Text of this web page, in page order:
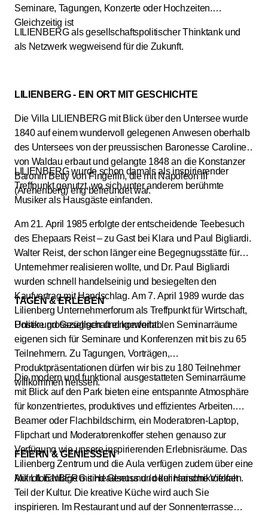
Seminare, Tagungen, Konzerte oder Hochzeiten.
Gleichzeitig ist
LILIENBERG als gesellschaftspolitischer Thinktank und
als Netzwerk wegweisend für die Zukunft.
LILIENBERG - EIN ORT MIT GESCHICHTE
Die Villa LILIENBERG mit Blick über den Untersee wurde
1840 auf einem wundervoll gelegenen Anwesen oberhalb
des Untersees von der preussischen Baronesse Caroline
von Waldau erbaut und gelangte 1848 an die Konstanzer
Baronin Betty von Fingerlin, die mit Napoleon III
(Arenenberg) eng befreundet war.
LILIENBERG wurde schon damals als inspirierender
Treffpunkt genutzt, wo sich unter anderem berühmte
Musiker als Hausgäste einfanden.
Am 21. April 1985 erfolgte der entscheidende Teebesuch
des Ehepaars Reist – zu Gast bei Klara und Paul Bigliardi.
Walter Reist, der schon länger eine Begegnugsstätte für
Unternehmer realisieren wollte, und Dr. Paul Bigliardi
wurden schnell handelseinig und besiegelten den
Kaufvertrag mit Handschlag. Am 7. April 1989 wurde das
Lilienberg Unternehmerforum als Treffpunkt für Wirtschaft,
Politik und Gesellschaft eingeweiht.
TAGEN & ERLEBEN
Unsere grosszügigen und komfortablen Seminarräume
eigenen sich für Seminare und Konferenzen mit bis zu 65
Teilnehmern. Zu Tagungen, Vorträgen,
Produktpräsentationen dürfen wir bis zu 180 Teilnehmer
willkommen heissen.
Die modern und funktional ausgestatteten Seminarräume
mit Blick auf den Park bieten eine entspannte Atmosphäre
für konzentriertes, produktives und effizientes Arbeiten.
Beamer oder Flachbildschirm, ein Moderatoren-Laptop,
Flipchart und Moderatorenkoffer stehen genauso zur
Verfügung wie unsere inspirierenden Erlebnisräume. Das
Lilienberg Zentrum und die Aula verfügen zudem über eine
Mikrofonanlage mit Headset und / oder Handmikrofonen.
FEIERN & GENIESSEN
Auf LILIENBERG sind Genuss und kulinarische Vielfalt
Teil der Kultur. Die kreative Küche wird auch Sie
inspirieren. Im Restaurant und auf der Sonnenterrasse